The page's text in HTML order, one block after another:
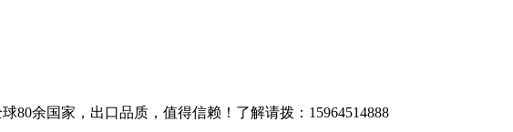
80余国家，出口品质，值得信赖！了解请拨：15964514888